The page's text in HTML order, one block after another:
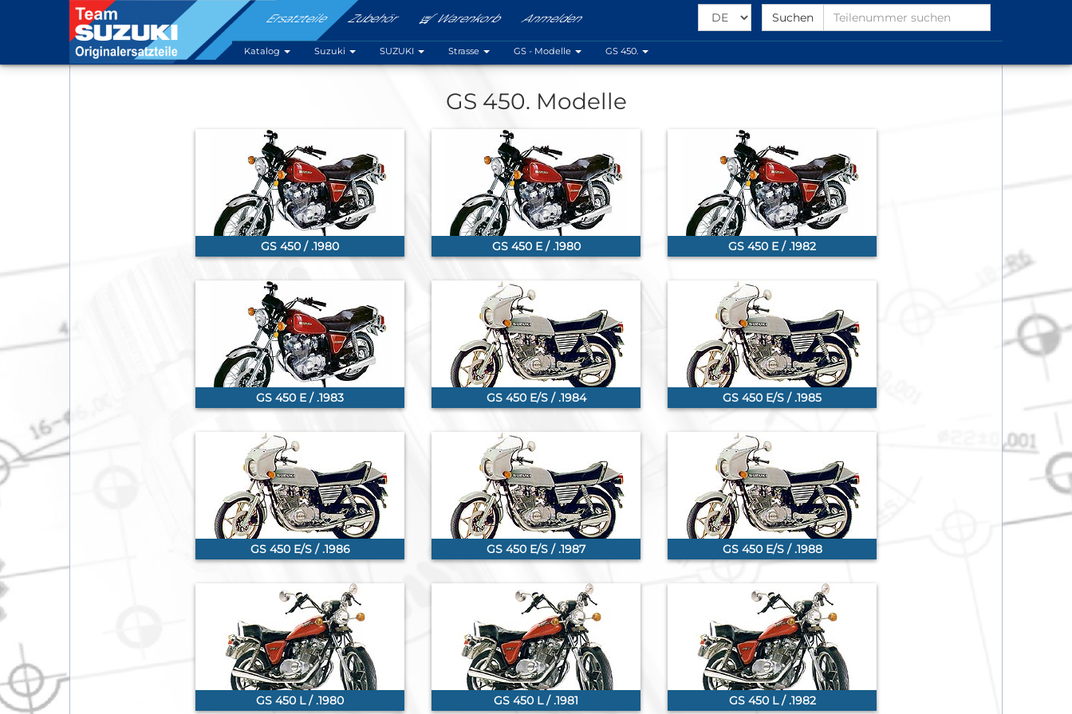
Menu
Ersatzteile Zubehör Warenkorb Anmelden
Select
Language
Partnumber
Suchen
Katalog Suzuki SUZUKI Strasse GS - Modelle GS 450.
GS 450. Modelle
GS 450 / .1980 GS 450 E / .1980 GS 450 E / .1982
GS 450 E / .1983 GS 450 E/S / .1984 GS 450 E/S / .1985
GS 450 E/S / .1986 GS 450 E/S / .1987 GS 450 E/S / .1988
GS 450 L / .1980 GS 450 L / .1981 GS 450 L / .1982